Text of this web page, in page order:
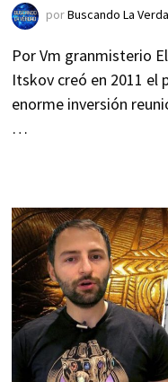
porBuscando La
Por Vm granmisterio
Itskov creó en 2011 el
enorme inversión
…